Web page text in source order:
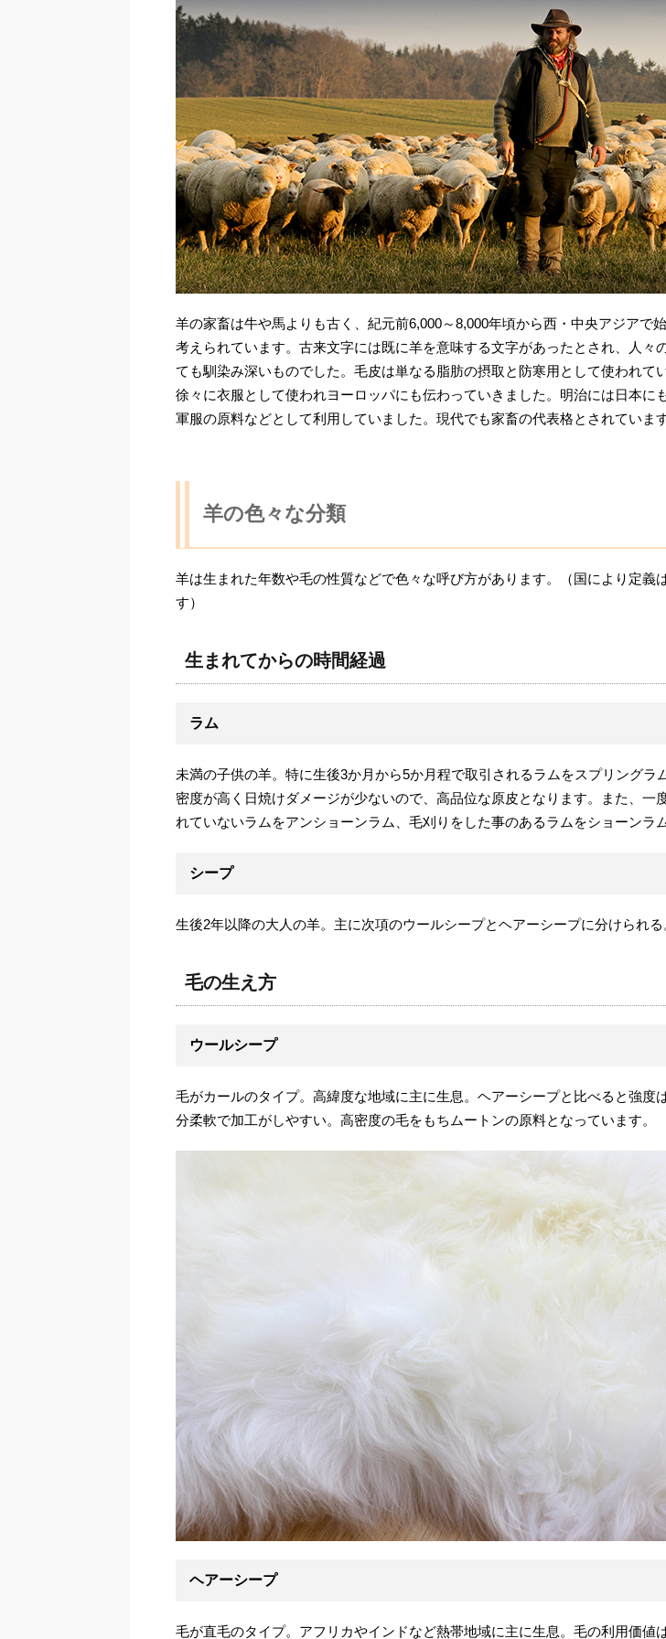
羊の家畜は牛や馬よりも古く、紀元前6,000～8,000年頃から西・中央アジアで
考えられています。古来文字には既に羊を意味する文字があったとされ、人々
ても馴染み深いものでした。毛皮は単なる脂肪の摂取と防寒用として使われて
徐々に衣服として使われヨーロッパにも伝わっていきました。明治には日本に
軍服の原料などとして利用していました。現代でも家畜の代表格とされています
羊の色々な分類
羊は生まれた年数や毛の性質などで色々な呼び方があります。（国により定義
す）
生まれてからの時間経過
ラム
未満の子供の羊。特に生後3か月から5か月程で取引されるラムをスプリングラ
密度が高く日焼けダメージが少ないので、高品位な原皮となります。また、一
れていないラムをアンショーンラム、毛刈りをした事のあるラムをショーンラ
シープ
生後2年以降の大人の羊。主に次項のウールシープとヘアーシープに分けられる
毛の生え方
ウールシープ
毛がカールのタイプ。高緯度な地域に主に生息。ヘアーシープと比べると強度
分柔軟で加工がしやすい。高密度の毛をもちムートンの原料となっています。
ヘアーシープ
毛が直毛のタイプ。アフリカやインドなど熱帯地域に主に生息。毛の利用価値